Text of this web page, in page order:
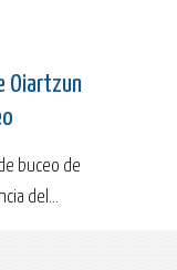
Oiartzun
buceo de
del...